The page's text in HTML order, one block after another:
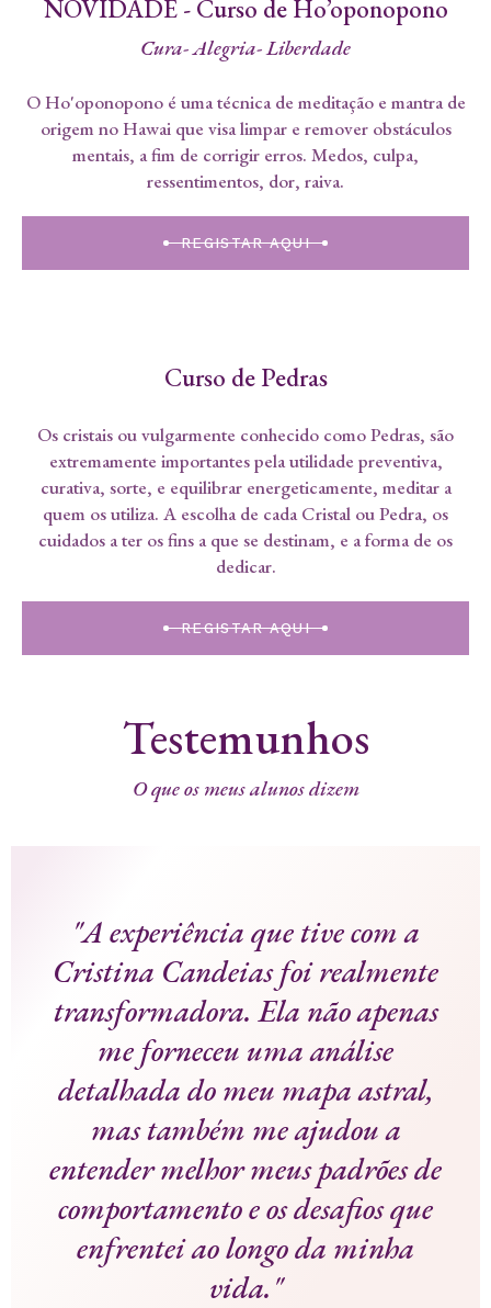
NOVIDADE - Curso de Ho’oponopono
Cura- Alegria- Liberdade
O Ho'oponopono é uma técnica de meditação e mantra de
origem no Hawai que visa limpar e remover obstáculos
mentais, a fim de corrigir erros. Medos, culpa,
ressentimentos, dor, raiva.
REGISTAR AQUI
Curso de Pedras
Os cristais ou vulgarmente conhecido como Pedras, são
extremamente importantes pela utilidade preventiva,
curativa, sorte, e equilibrar energeticamente, meditar a
quem os utiliza. A escolha de cada Cristal ou Pedra, os
cuidados a ter os fins a que se destinam, e a forma de os
dedicar.
REGISTAR AQUI
Testemunhos
O que os meus alunos dizem
"A experiência que tive com a
Cristina Candeias foi realmente
transformadora. Ela não apenas
me forneceu uma análise
detalhada do meu mapa astral,
mas também me ajudou a
entender melhor meus padrões de
comportamento e os desafios que
enfrentei ao longo da minha
vida."